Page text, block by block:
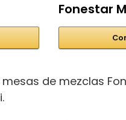
Fonestar
de mezclas